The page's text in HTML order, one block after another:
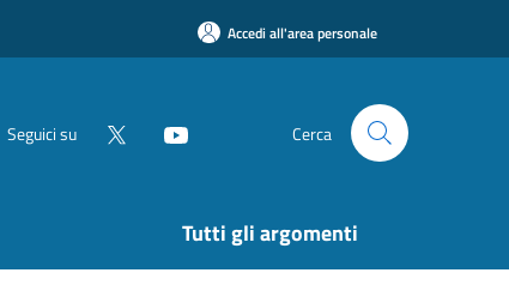
Accedi all'area personale
Seguici su Cerca
Tutti gli argomenti